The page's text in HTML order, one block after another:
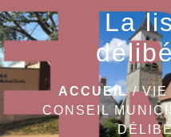
La
ACCUEIL /VIE
CONSEIL